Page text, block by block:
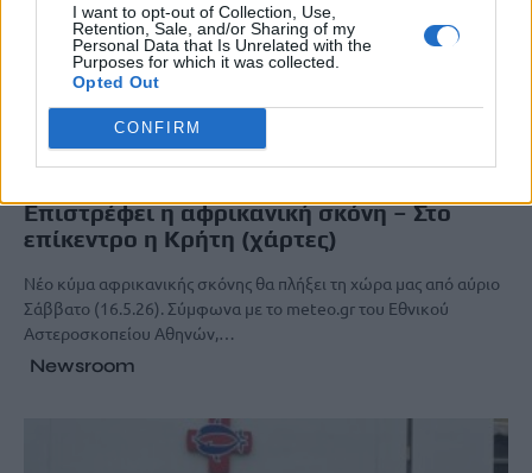
I want to opt-out of Collection, Use,
Retention, Sale, and/or Sharing of my
Personal Data that Is Unrelated with the
Purposes for which it was collected.
Opted Out
CONFIRM
ΚΡΗΤΗ
Επιστρέφει η αφρικανική σκόνη – Στο
επίκεντρο η Κρήτη (χάρτες)
Νέο κύμα αφρικανικής σκόνης θα πλήξει τη χώρα μας από αύριο
Σάββατο (16.5.26). Σύμφωνα με το meteo.gr του Εθνικού
Αστεροσκοπείου Αθηνών,…
Newsroom